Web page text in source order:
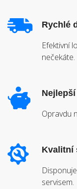
Rychlé
Efektivní
nečekáte.
Opravdu
Kvalitní
servisem.